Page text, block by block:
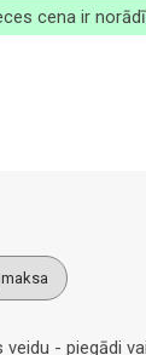
cena ir
- piegādi